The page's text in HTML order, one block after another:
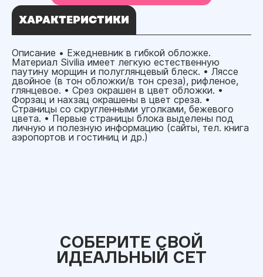
ХАРАКТЕРИСТИКИ
Описание • Ежедневник в гибкой обложке.
Материал Sivilia имеет легкую естественную
паутину морщин и полуглянцевый блеск. • Ляссе
двойное (в тон обложки/в тон среза), рифленое,
глянцевое. • Срез окрашен в цвет обложки. •
Форзац и нахзац окрашены в цвет среза. •
Страницы со скругленными уголками, бежевого
цвета. • Первые страницы блока выделены под
личную и полезную информацию (сайты, тел. книга
аэропортов и гостиниц и др.)
СОБЕРИТЕ СВОЙ
ИДЕАЛЬНЫЙ СЕТ